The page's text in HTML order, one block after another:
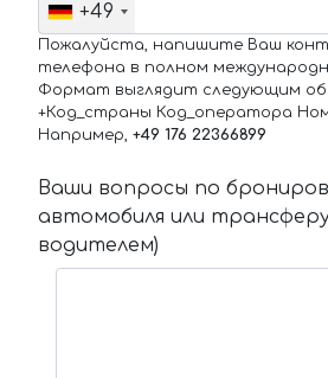
+49
Пожалуйста, напишите Ваш
телефона в полном
Формат выглядит следующим
+Код_страны Код_оператора
Например, +49 176 22366899
Ваши вопросы по
автомобиля или
водителем)